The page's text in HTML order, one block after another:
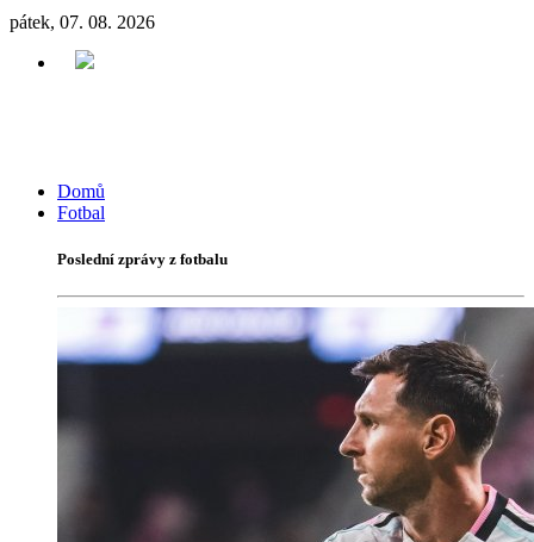
pátek, 07. 08. 2026
Domů
Fotbal
Poslední zprávy z fotbalu